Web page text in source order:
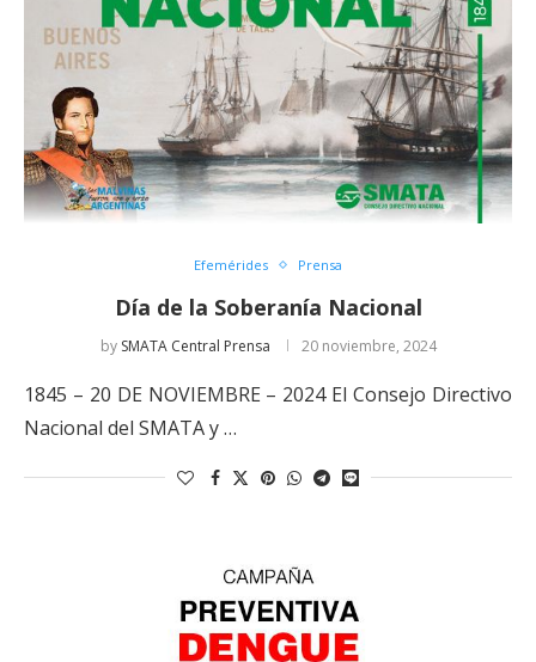
Efemérides Prensa
Día de la Soberanía Nacional
by SMATA Central Prensa 20 noviembre, 2024
1845 – 20 DE NOVIEMBRE – 2024 El Consejo Directivo
Nacional del SMATA y …